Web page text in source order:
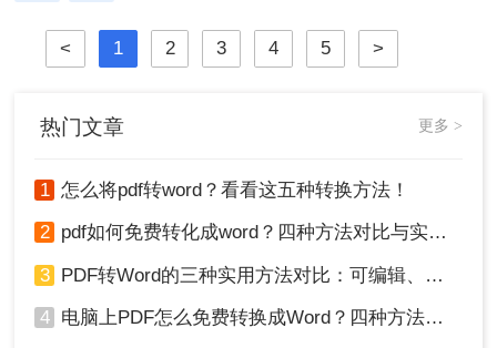
换任务。
< 1 2 3 4 5 >
热门文章 更多 >
1 怎么将pdf转word？看看这五种转换方法！
2 pdf如何免费转化成word？四种方法对比与实操指南（附详细表格）
3 PDF转Word的三种实用方法对比：可编辑、保格式、避风险！
4 电脑上PDF怎么免费转换成Word？四种方法对比与实操指南（附详细表格）!